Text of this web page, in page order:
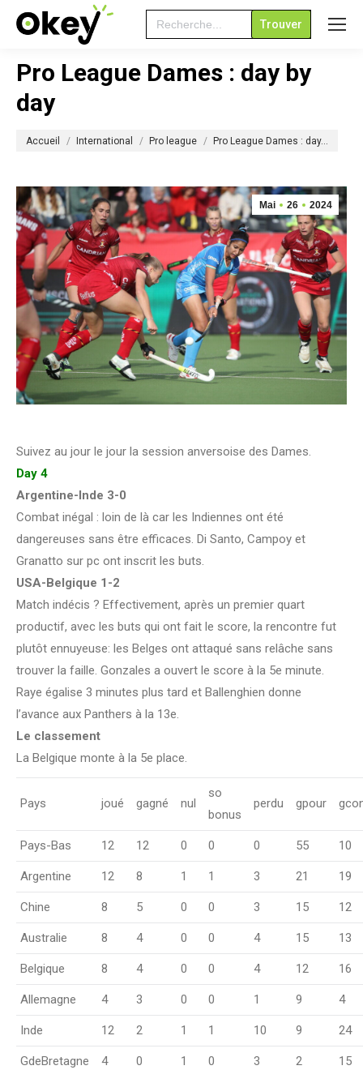
Search
for:
Pro League Dames : day by
day
Accueil International Pro league Pro League Dames : day…
Mai 26 2024
Suivez au jour le jour la session anversoise des Dames.
Day 4
Argentine-Inde 3-0
Combat inégal : loin de là car les Indiennes ont été
dangereuses sans être efficaces. Di Santo, Campoy et
Granatto sur pc ont inscrit les buts.
USA-Belgique 1-2
Match indécis ? Effectivement, après un premier quart
productif, avec les buts qui ont fait le score, la rencontre fut
plutôt ennuyeuse: les Belges ont attaqué sans relâche sans
trouver la faille. Gonzales a ouvert le score à la 5e minute.
Raye égalise 3 minutes plus tard et Ballenghien donne
l’avance aux Panthers à la 13e.
Le classement
La Belgique monte à la 5e place.
Pays joué gagné nul
so
bonus
perdu gpour
Pays-Bas 12 12 0 0 0 55 10
Argentine 12 8 1 1 3 21 19
Chine 8 5 0 0 3 15 12
Australie 8 4 0 0 4 15 13
Belgique 8 4 0 0 4 12 16
Allemagne 4 3 0 0 1 9 4
Inde 12 2 1 1 10 9 24
GdeBretagne 4 0 1 0 3 2 15